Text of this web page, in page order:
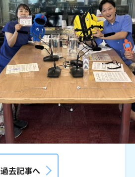
過去記事へ